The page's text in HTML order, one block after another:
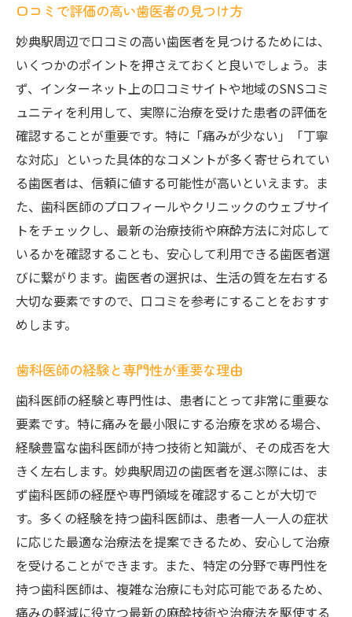
コンピューター制御による麻酔の効果
局所麻酔と笑気ガスの使い分け
麻酔針の細さがもたらす快適さ
術後の痛みを軽減するアプローチ
患者の状態に応じた麻酔技術の選択
麻酔の持続時間と安全性について
リラックスできる環境が整った歯医者の見つけ
方
待合室の雰囲気がもたらす安心感
音楽や映像でリラックスを促進
プライバシーに配慮した診療室の重要性
ストレスを軽減する空間デザイン
患者に寄り添ったサービスで安心治療を実現
個別対応で患者の不安を和らげる
治療前後の丁寧な説明がもたらす安心
患者の声を反映した治療計画の作成
フォローアップケアの重要性
高齢者や子供に優しいサービス
オンライン相談サービスの活用法
口コミで選ぶ痛みを最小限にする歯医者の特徴
実際の患者の声から学ぶ医院の良し悪し
口コミで評価の高い歯医者の見つけ方
妙典駅周辺で口コミの高い歯医者を見つけるためには、
いくつかのポイントを押さえておくと良いでしょう。ま
ず、インターネット上の口コミサイトや地域のSNSコミ
ュニティを利用して、実際に治療を受けた患者の評価を
確認することが重要です。特に「痛みが少ない」「丁寧
な対応」といった具体的なコメントが多く寄せられてい
る歯医者は、信頼に値する可能性が高いといえます。ま
た、歯科医師のプロフィールやクリニックのウェブサイ
トをチェックし、最新の治療技術や麻酔方法に対応して
いるかを確認することも、安心して利用できる歯医者選
びに繋がります。歯医者の選択は、生活の質を左右する
大切な要素ですので、口コミを参考にすることをおすす
めします。
歯科医師の経験と専門性が重要な理由
歯科医師の経験と専門性は、患者にとって非常に重要な
要素です。特に痛みを最小限にする治療を求める場合、
経験豊富な歯科医師が持つ技術と知識が、その成否を大
きく左右します。妙典駅周辺の歯医者を選ぶ際には、ま
ず歯科医師の経歴や専門領域を確認することが大切で
す。多くの経験を持つ歯科医師は、患者一人一人の症状
に応じた最適な治療法を提案できるため、安心して治療
を受けることができます。また、特定の分野で専門性を
持つ歯科医師は、複雑な治療にも対応可能であるため、
痛みの軽減に役立つ最新の麻酔技術や治療法を駆使する